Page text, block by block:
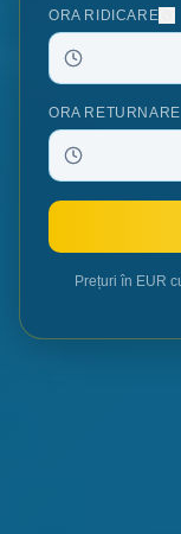
ORA RIDICARE
ORA RETURNARE
Prețuri în EUR